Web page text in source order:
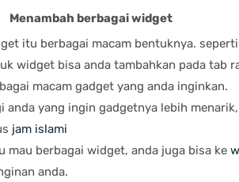
Menambah berbagai widget
itu berbagai macam bentuknya.
widget bisa anda tambahkan pada tab
macam gadget yang anda inginkan.
anda yang ingin gadgetnya lebih
jam islami
mau berbagai widget, anda juga bisa ke
anda.